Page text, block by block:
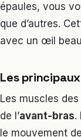
épaules, vous
que d’autres.
avec un œil
Les
Les muscles
de l’avant-bras.
le mouvement